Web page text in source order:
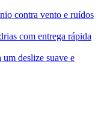
contra vento e ruídos
com entrega rápida
deslize suave e